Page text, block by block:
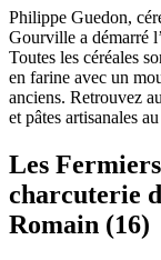
Philippe Guedon,
Gourville a démarré
Toutes les céréales
en farine avec un
anciens. Retrouvez
et pâtes artisanales
Les
charcuterie
Romain (16)